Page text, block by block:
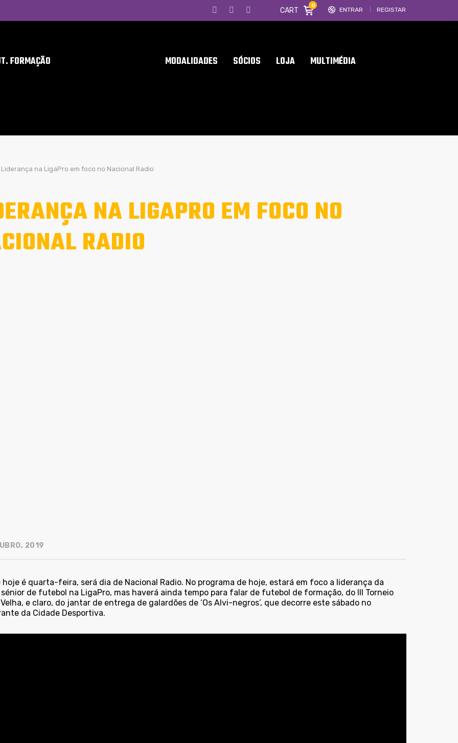
ENTRAR REGISTAR
CART
0
FORMAÇÃO MODALIDADES SÓCIOS LOJA MULTIMÉDIA
Liderança na LigaPro em foco no Nacional Radio
NA LIGAPRO EM FOCO NO
RADIO
2019
hoje é quarta-feira, será dia de Nacional Radio. No programa de hoje, estará em foco a liderança da
de futebol na LigaPro, mas haverá ainda tempo para falar de futebol de formação, do III Torneio
e claro, do jantar de entrega de galardões de ‘Os Alvi-negros’, que decorre este sábado no
da Cidade Desportiva.